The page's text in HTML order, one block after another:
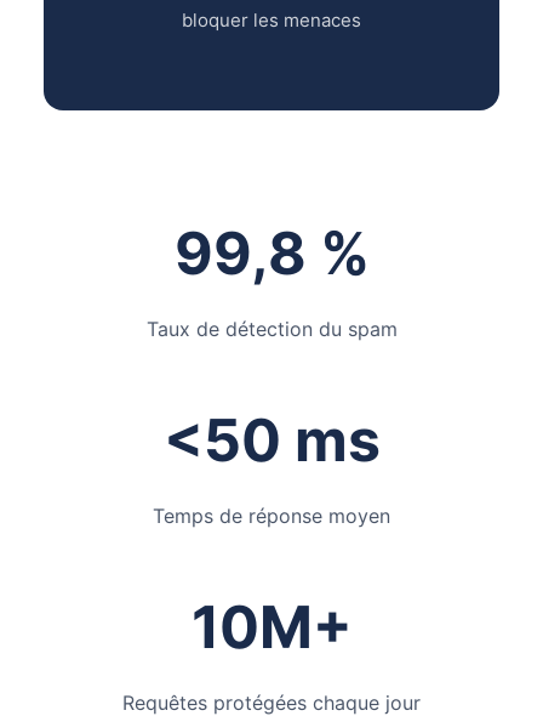
bloquer les menaces
99,8 %
Taux de détection du spam
<50 ms
Temps de réponse moyen
10M+
Requêtes protégées chaque jour